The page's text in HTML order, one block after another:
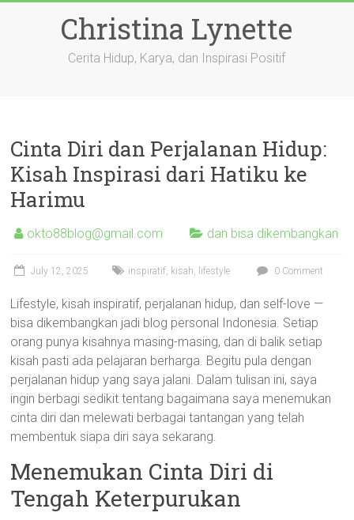
Christina Lynette
Cerita Hidup, Karya, dan Inspirasi Positif
Cinta Diri dan Perjalanan Hidup:
Kisah Inspirasi dari Hatiku ke
Harimu
okto88blog@gmail.com dan bisa dikembangkan
July 12, 2025 inspiratif, kisah, lifestyle 0 Comment
Lifestyle, kisah inspiratif, perjalanan hidup, dan self-love —
bisa dikembangkan jadi blog personal Indonesia. Setiap
orang punya kisahnya masing-masing, dan di balik setiap
kisah pasti ada pelajaran berharga. Begitu pula dengan
perjalanan hidup yang saya jalani. Dalam tulisan ini, saya
ingin berbagi sedikit tentang bagaimana saya menemukan
cinta diri dan melewati berbagai tantangan yang telah
membentuk siapa diri saya sekarang.
Menemukan Cinta Diri di
Tengah Keterpurukan